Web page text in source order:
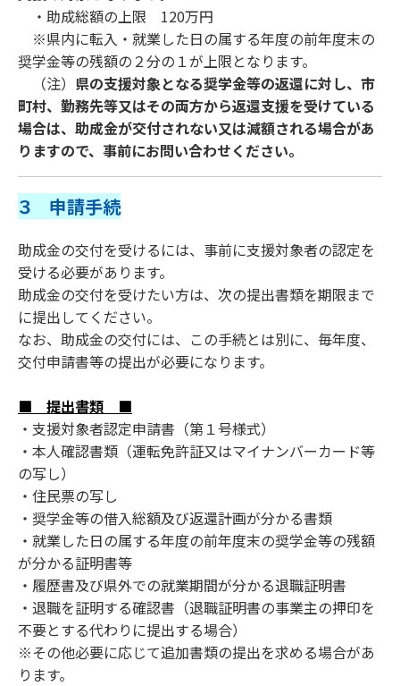
・助成総額の上限 120万円
※県内に転入・就業した日の属する年度の前年度末の
奨学金等の残額の２分の１が上限となります。
（注） 県の支援対象となる奨学金等の返還に対し、市
町村、勤務先等又はその両方から返還支援を受けている
場合は、助成金が交付されない又は減額される場合があ
りますので、事前にお問い合わせください。
３ 申請手続
助成金の交付を受けるには、事前に支援対象者の認定を
受ける必要があります。
助成金の交付を受けたい方は、次の提出書類を期限まで
に提出してください。
なお、助成金の交付には、この手続とは別に、毎年度、
交付申請書等の提出が必要になります。
■ 提出書類 ■
・支援対象者認定申請書（第１号様式）
・本人確認書類（運転免許証又はマイナンバーカード等
の写し）
・住民票の写し
・奨学金等の借入総額及び返還計画が分かる書類
・就業した日の属する年度の前年度末の奨学金等の残額
が分かる証明書等
・履歴書及び県外での就業期間が分かる退職証明書
・退職を証明する確認書（退職証明書の事業主の押印を
不要とする代わりに提出する場合）
※その他必要に応じて追加書類の提出を求める場合があ
ります。